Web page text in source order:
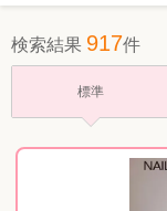
検索結果 917件
標準